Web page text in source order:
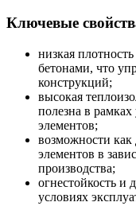
Ключевые
низкая
бетонами, что
конструкций;
высокая
полезна в
элементов;
возможности
элементов в
производства;
огнестойкость и
условиях